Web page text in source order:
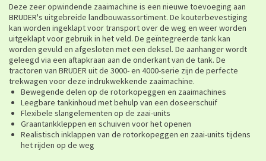
Deze zeer opwindende zaaimachine is een nieuwe toevoeging aan
BRUDER's uitgebreide landbouwassortiment. De kouterbevestiging
kan worden ingeklapt voor transport over de weg en weer worden
uitgeklapt voor gebruik in het veld. De geïntegreerde tank kan
worden gevuld en afgesloten met een deksel. De aanhanger wordt
geleegd via een aftapkraan aan de onderkant van de tank. De
tractoren van BRUDER uit de 3000- en 4000-serie zijn de perfecte
trekwagen voor deze indrukwekkende zaaimachine.
Bewegende delen op de rotorkopeggen en zaaimachines
Leegbare tankinhoud met behulp van een doseerschuif
Flexibele slangelementen op de zaai-units
Graantankkleppen en schuiven voor het openen
Realistisch inklappen van de rotorkopeggen en zaai-units tijdens
het rijden op de weg